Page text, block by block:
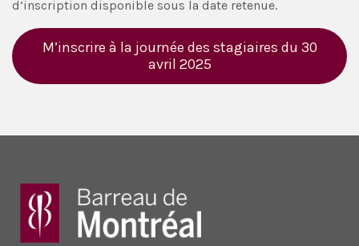
d’inscription disponible sous la date retenue.
M’inscrire à la journée des stagiaires du 30
avril 2025